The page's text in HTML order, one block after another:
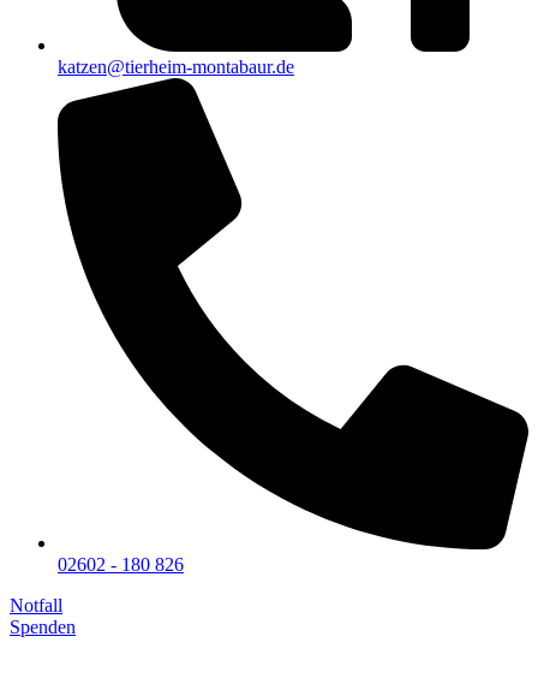
katzen@tierheim-montabaur.de
02602 - 180 826
Notfall
Spenden